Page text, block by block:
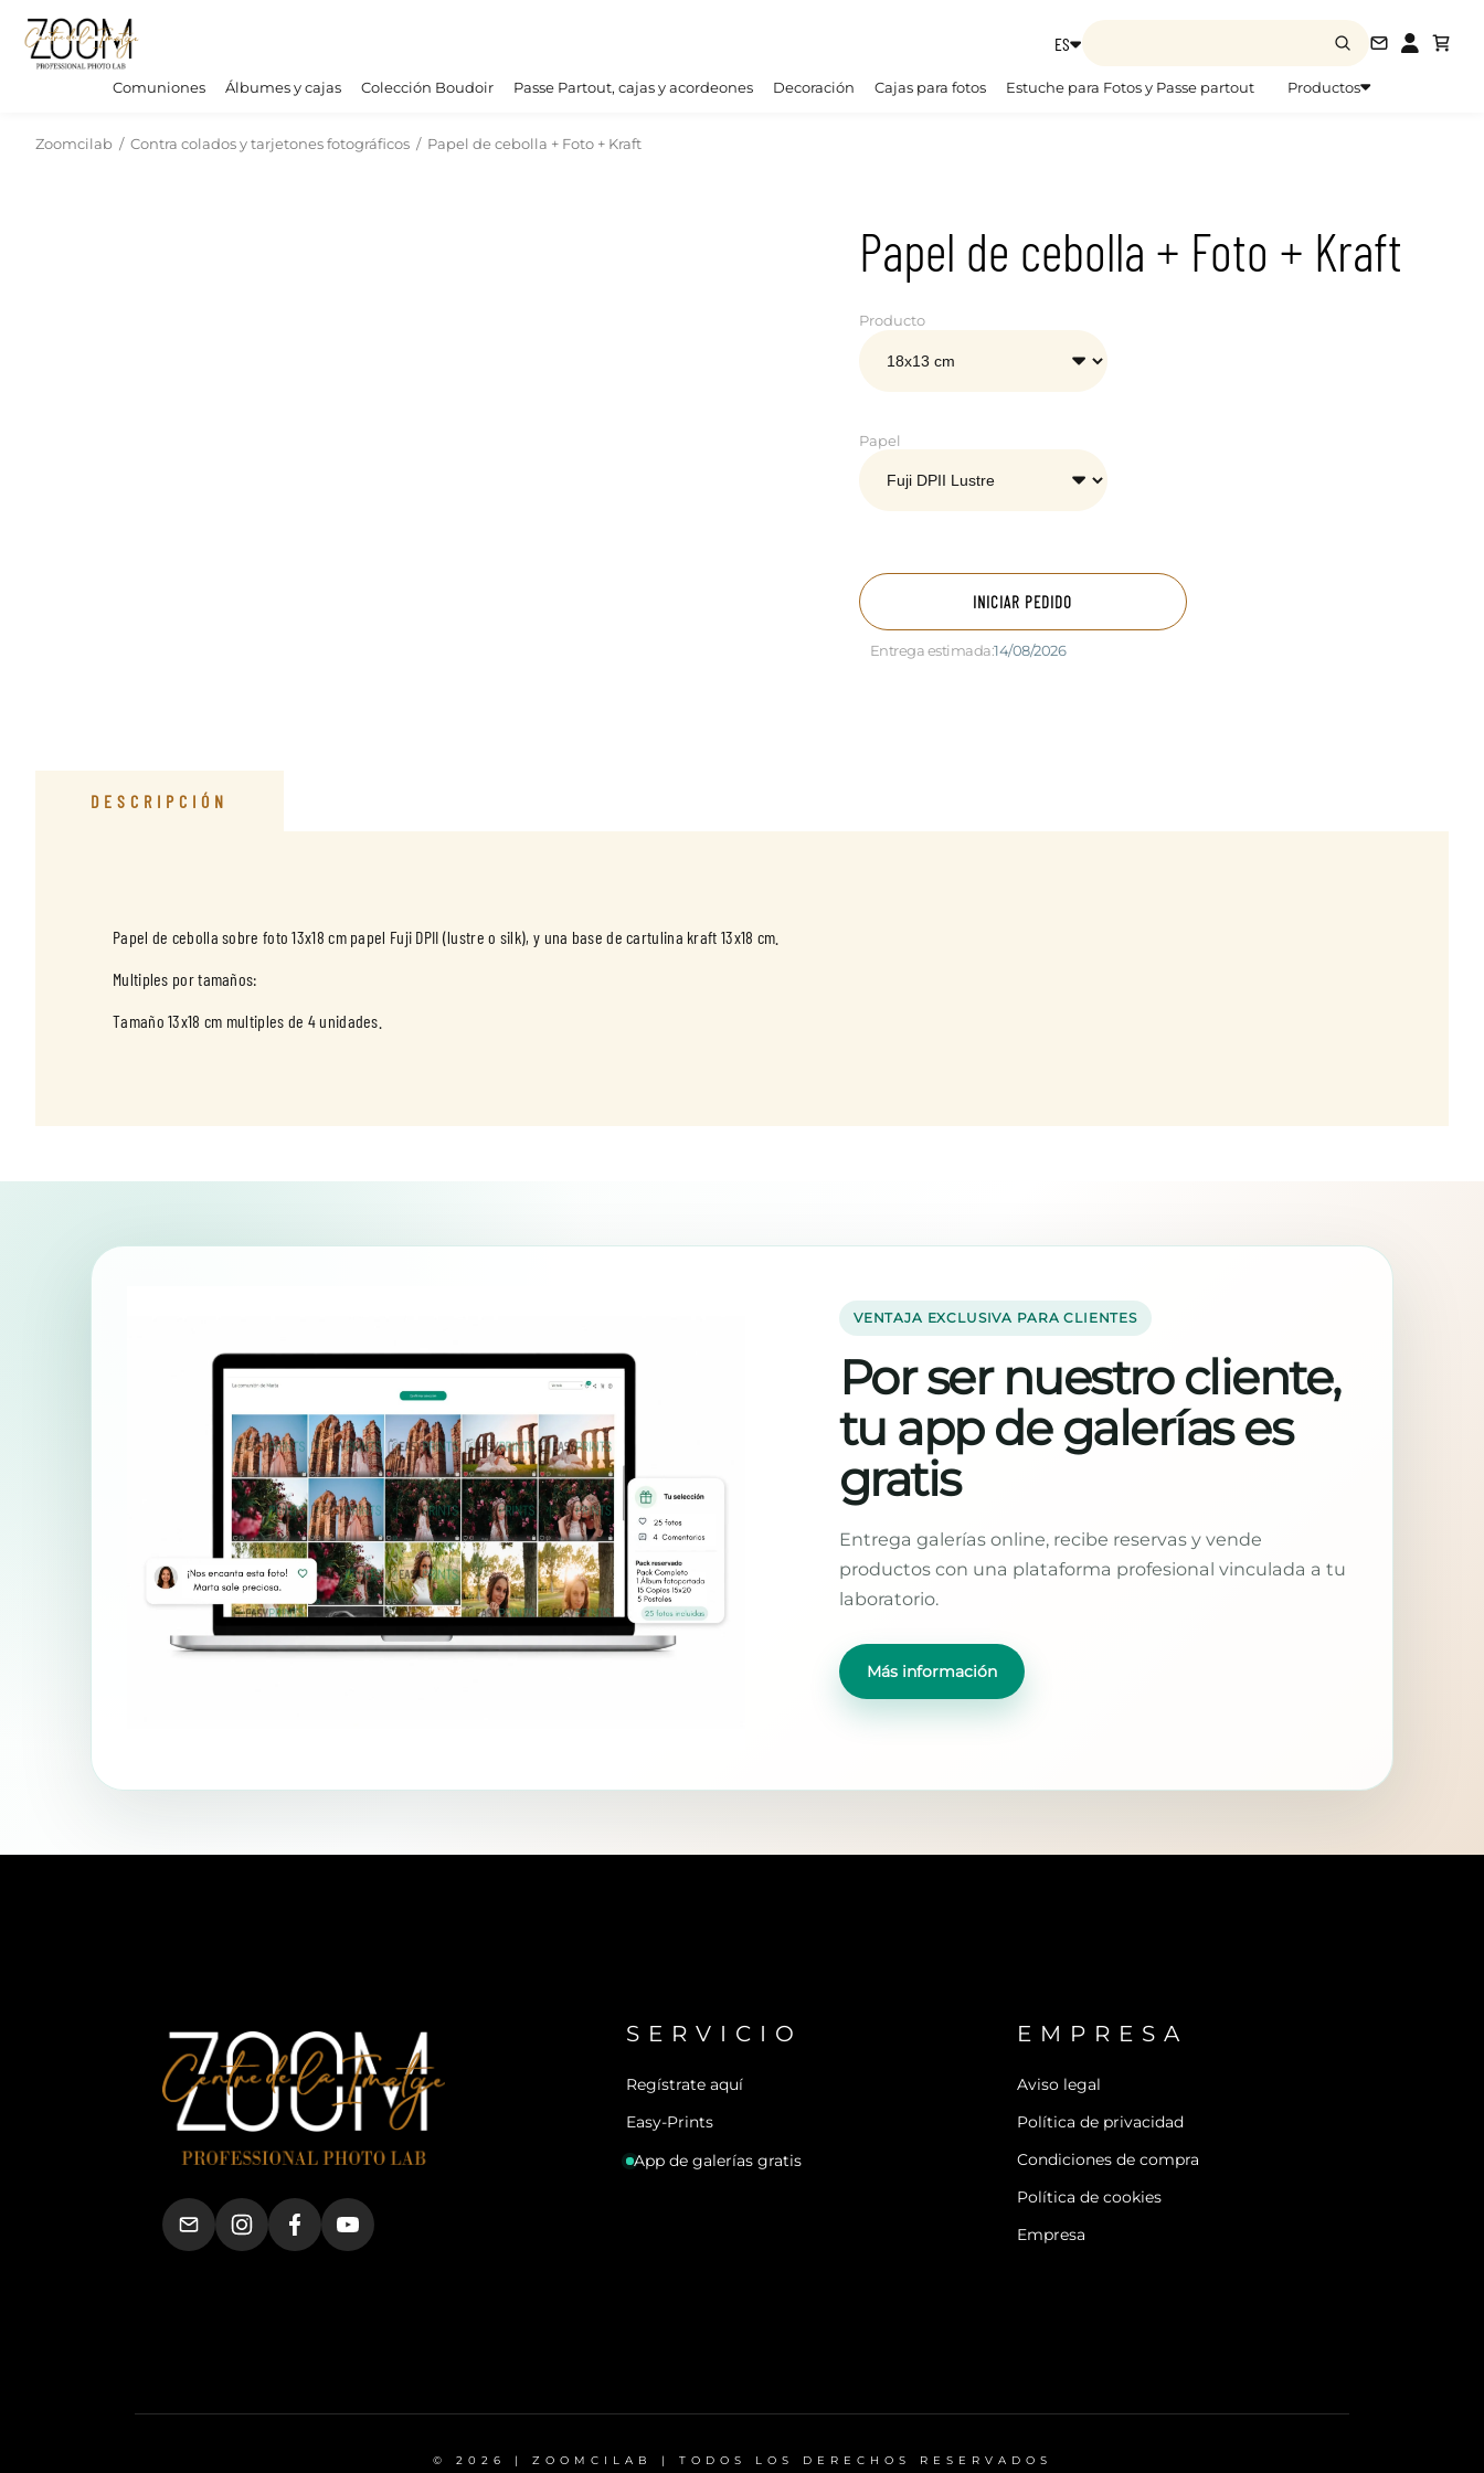
ES
Comuniones Álbumes y cajas Colección Boudoir Passe Partout, cajas y acordeones Decoración Cajas para fotos Estuche para Fotos y Passe partout Productos
Zoomcilab / Contra colados y tarjetones fotográficos / Papel de cebolla + Foto + Kraft
Papel de cebolla + Foto + Kraft
Producto
Papel
INICIAR PEDIDO
Entrega estimada:14/08/2026
DESCRIPCIÓN
Papel de cebolla sobre foto 13x18 cm papel Fuji DPII (lustre o silk), y una base de cartulina kraft 13x18 cm.
Multiples por tamaños:
Tamaño 13x18 cm multiples de 4 unidades.
VENTAJA EXCLUSIVA PARA CLIENTES
Por ser nuestro cliente,
tu app de galerías es
gratis
Entrega galerías online, recibe reservas y vende
productos con una plataforma profesional vinculada a tu
laboratorio.
Más información
SERVICIO
Regístrate aquí
Easy-Prints
App de galerías gratis
EMPRESA
Aviso legal
Política de privacidad
Condiciones de compra
Política de cookies
Empresa
© 2026 | ZOOMCILAB | TODOS LOS DERECHOS RESERVADOS